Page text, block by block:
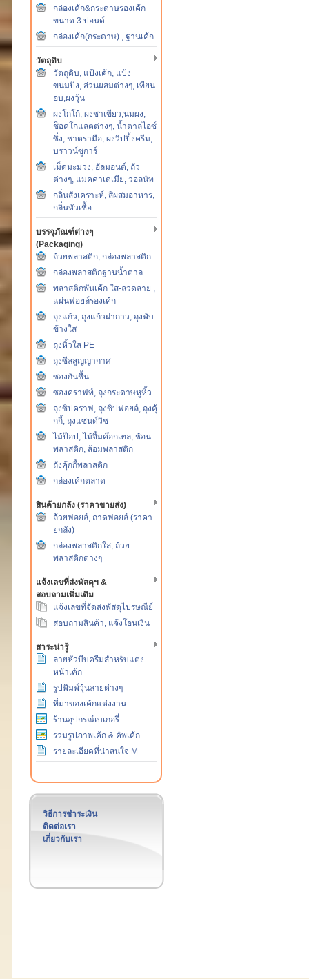
กล่องเค้ก&กระดาษรองเค้ก
ขนาด 3 ปอนด์
กล่องเค้ก(กระดาษ) , ฐานเค้ก
วัตถุดิบ
วัตถุดิบ, แป้งเค้ก, แป้ง
ขนมปัง, ส่วนผสมต่างๆ, เทียน
อบ,ผงวุ้น
ผงโกโก้, ผงชาเขียว,นมผง,
ช็อคโกแลตต่างๆ, น้ำตาลไอซ์
ซิ่ง, ชาตรามือ, ผงวิปปิ้งครีม,
บราวน์ซูการ์
เม็ดมะม่วง, อัลมอนต์, ถั่ว
ต่างๆ, แมคคาเดเมีย, วอลนัท
กลิ่นสังเคราะห์, สีผสมอาหาร,
กลิ่นหัวเชื้อ
บรรจุภัณฑ์ต่างๆ
(Packaging)
ถ้วยพลาสติก, กล่องพลาสติก
กล่องพลาสติกฐานน้ำตาล
พลาสติกพันเค้ก ใส-ลวดลาย ,
แผ่นฟอยล์รองเค้ก
ถุงแก้ว, ถุงแก้วฝากาว, ถุงพับ
ข้างใส
ถุงหิ้วใส PE
ถุงซีลสูญญากาศ
ซองกันชื้น
ซองคราฟท์, ถุงกระดาษหูหิ้ว
ถุงซิปคราฟ, ถุงซิปฟอยล์, ถุงคุ้
กกี้, ถุงแซนด์วิช
ไม้ป๊อป, ไม้จิ้มค๊อกเทล, ช้อน
พลาสติก, ส้อมพลาสติก
ถังคุ้กกี้พลาสติก
กล่องเค้กตลาด
สินค้ายกลัง (ราคาขายส่ง)
ถ้วยฟอยล์, ถาดฟอยล์ (ราคา
ยกลัง)
กล่องพลาสติกใส, ถ้วย
พลาสติกต่างๆ
แจ้งเลขที่ส่งพัสดุฯ &
สอบถามเพิ่มเติม
แจ้งเลขที่จัดส่งพัสดุไปรษณีย์
สอบถามสินค้า, แจ้งโอนเงิน
สาระน่ารู้
ลายหัวบีบครีมสำหรับแต่ง
หน้าเค้ก
รูปพิมพ์วุ้นลายต่างๆ
ที่มาของเค้กแต่งงาน
ร้านอุปกรณ์เบเกอรี่
รวมรูปภาพเค้ก & คัพเค้ก
รายละเอียดที่น่าสนใจ M
วิธีการชำระเงิน
ติดต่อเรา
เกี่ยวกับเรา